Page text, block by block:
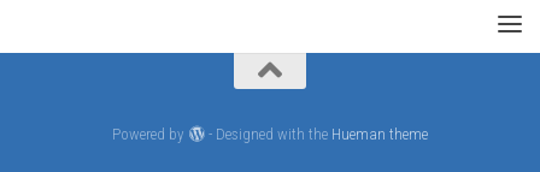
Powered by - Designed with the Hueman theme